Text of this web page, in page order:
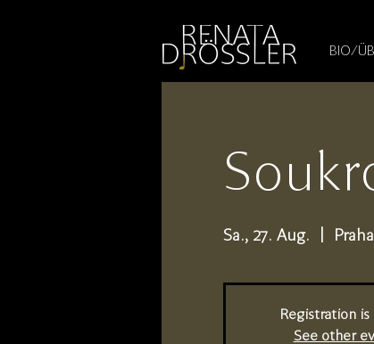
BIO/
Sa., 27. Aug. Praha
Registration is
See other